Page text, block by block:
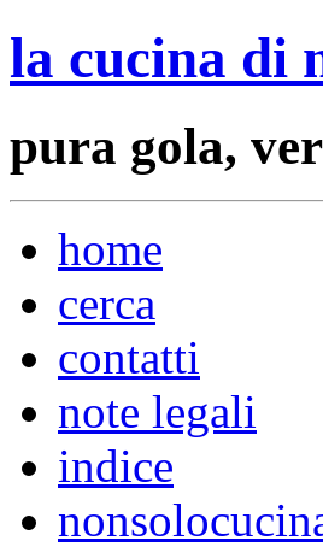
la cucina di
pura gola,
home
cerca
contatti
note legali
indice